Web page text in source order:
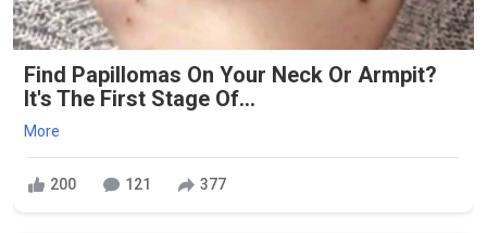
Find Papillomas On Your Neck Or Armpit?
It's The First Stage Of...
More
200 121 377